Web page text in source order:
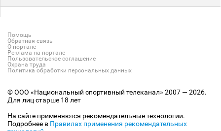
Помощь
Обратная связь
О портале
Реклама на портале
Пользовательское соглашение
Охрана труда
Политика обработки персональных данных
© ООО «Национальный спортивный телеканал» 2007 — 2026.
Для лиц старше 18 лет
На сайте применяются рекомендательные технологии.
Подробнее в Правилах применения рекомендательных